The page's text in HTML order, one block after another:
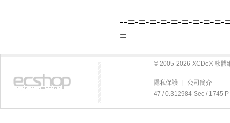
--=-=-=-=-=-=-=-=-=-
=
© 2005-2026 XCDeX 軟體
隱私保護
公司簡介
47 / 0.312984 Sec / 1745